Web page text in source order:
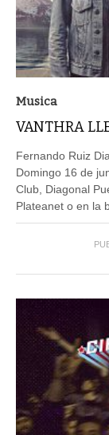
Musica
VANTHRA
Fernando Ruiz
Domingo 16 de
Club, Diagonal
Plateanet o en la